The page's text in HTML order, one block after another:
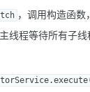
，调用构造函数
线程等待所有子